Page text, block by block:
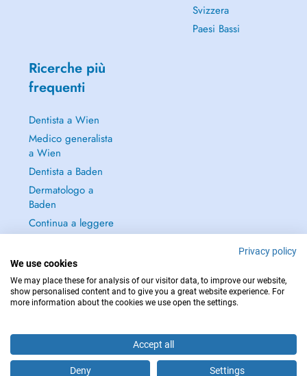
Svizzera
Paesi Bassi
Ricerche più
frequenti
Dentista a Wien
Medico generalista
a Wien
Dentista a Baden
Dermatologo a
Baden
Continua a leggere
→
PER LE URGENZE, CONSULTARE : 112
Privacy policy
We use cookies
We may place these for analysis of our visitor data, to improve our website,
show personalised content and to give you a great website experience. For
more information about the cookies we use open the settings.
Accept all
Deny Settings